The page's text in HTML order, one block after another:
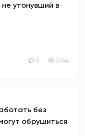
утонувший в
0 2254
без
обрушиться